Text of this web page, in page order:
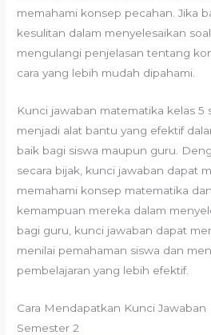
memahami konsep pecahan. Jika
kesulitan dalam menyelesaikan
mengulangi penjelasan tentang
cara yang lebih mudah dipahami.
Kunci jawaban matematika kelas 5
menjadi alat bantu yang efektif
baik bagi siswa maupun guru.
secara bijak, kunci jawaban dapat
memahami konsep matematika
kemampuan mereka dalam
bagi guru, kunci jawaban dapat
menilai pemahaman siswa dan
pembelajaran yang lebih efektif.
Cara Mendapatkan Kunci Jawaban
Semester 2